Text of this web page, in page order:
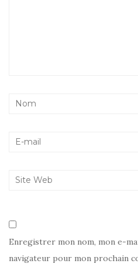
Enregistrer mon nom, mon e-
navigateur pour mon prochain